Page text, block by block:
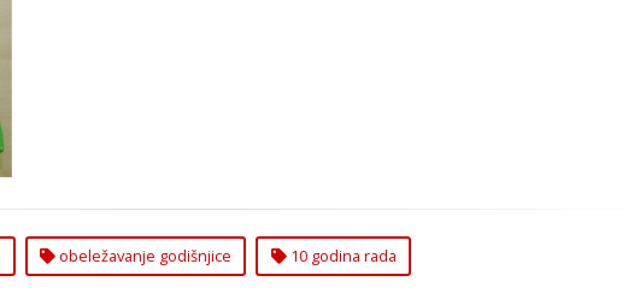
obeležavanje godišnjice 10 godina rada